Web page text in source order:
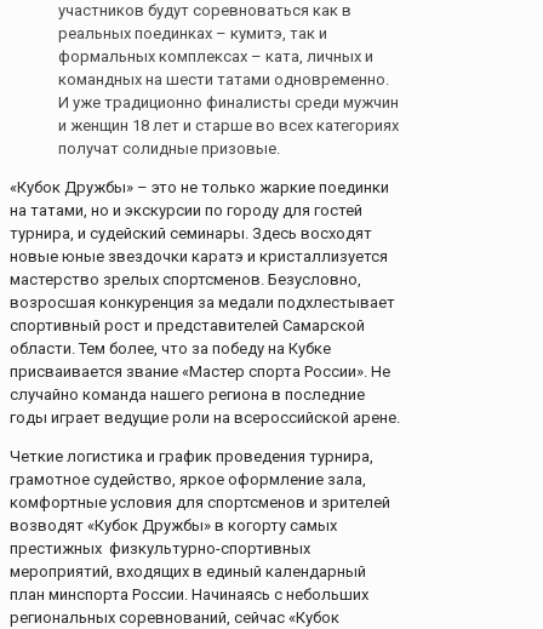
участников будут соревноваться как в
реальных поединках – кумитэ, так и
формальных комплексах – ката, личных и
командных на шести татами одновременно.
И уже традиционно финалисты среди мужчин
и женщин 18 лет и старше во всех категориях
получат солидные призовые.
«Кубок Дружбы» – это не только жаркие поединки
на татами, но и экскурсии по городу для гостей
турнира, и судейский семинары. Здесь восходят
новые юные звездочки каратэ и кристаллизуется
мастерство зрелых спортсменов. Безусловно,
возросшая конкуренция за медали подхлестывает
спортивный рост и представителей Самарской
области. Тем более, что за победу на Кубке
присваивается звание «Мастер спорта России». Не
случайно команда нашего региона в последние
годы играет ведущие роли на всероссийской арене.
Четкие логистика и график проведения турнира,
грамотное судейство, яркое оформление зала,
комфортные условия для спортсменов и зрителей
возводят «Кубок Дружбы» в когорту самых
престижных физкультурно-спортивных
мероприятий, входящих в единый календарный
план минспорта России. Начинаясь с небольших
региональных соревнований, сейчас «Кубок